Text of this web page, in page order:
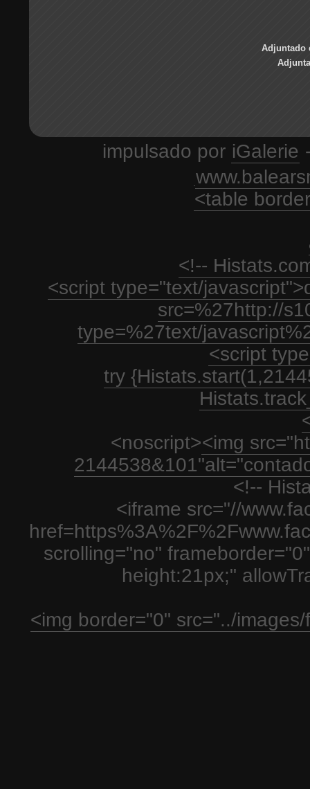
Adjuntado
impulsado por iGalerie
<table
<!--
<script type="text/
src=%27http://
type=%27text/
<script
try
<noscript><img
<!--
<iframe src="//
scrolling="no"
height:21px;"
<img border="0" src="../